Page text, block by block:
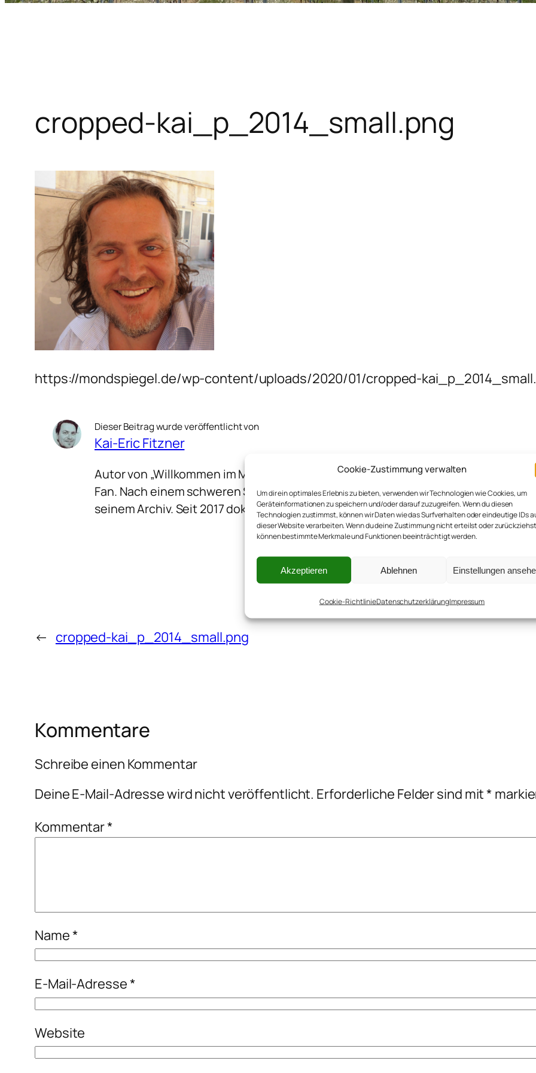
Cookie-Zustimmung verwalten
Um dir ein optimales Erlebnis zu bieten, verwenden wir Technologien wie Cookies, um
Geräteinformationen zu speichern und/oder darauf zuzugreifen. Wenn du diesen
Technologien zustimmst, können wir Daten wie das Surfverhalten oder eindeutige IDs
dieser Website verarbeiten. Wenn du deine Zustimmung nicht erteilst oder
können bestimmte Merkmale und Funktionen beeinträchtigt werden.
Akzeptieren Ablehnen Einstellungen
Cookie-RichtlinieDatenschutzerklärungImpressum
cropped-kai_p_2014_small.png
https://mondspiegel.de/wp-content/uploads/2020/01/cropped-
Dieser Beitrag wurde veröffentlicht von
Kai-Eric Fitzner
Autor von „Willkommen im Meer“ und „Krumme Dinger“, Netzmensch und
Fan. Nach einem schweren Schlaganfall im Mai 2015Aphasiker. Publiziert hier
seinem Archiv. Seit 2017 dokumentiert hierAnnettein seinem Auftrag seinen
← cropped-kai_p_2014_small.png
Kommentare
Schreibe einen Kommentar
Deine E-Mail-Adresse wird nicht veröffentlicht. Erforderliche Felder sind mit*
Kommentar*
Name*
E-Mail-Adresse*
Website